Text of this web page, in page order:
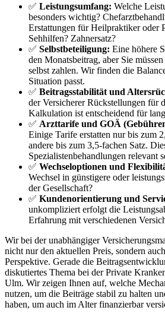
✅ Leistungsumfang: Welche
besonders wichtig?
Erstattungen für Heilpraktiker oder
Sehhilfen? Zahnersatz?
✅ Selbstbeteiligung: Eine höhere
den Monatsbeitrag, aber Sie
selbst zahlen. Wir finden die
Situation passt.
✅ Beitragsstabilität und
der Versicherer Rückstellungen für
Kalkulation ist entscheidend für
✅ Arzttarife und GOÄ
Einige Tarife erstatten nur bis zum
andere bis zum 3,5-fachen Satz.
Spezialistenbehandlungen relevant
✅ Wechseloptionen und
Wechsel in günstigere oder
der Gesellschaft?
✅ Kundenorientierung und
unkompliziert erfolgt die
Erfahrung mit verschiedenen
Wir bei der unabhängiger
nicht nur den aktuellen Preis, sondern
Perspektive. Gerade die
diskutiertes Thema bei der Private
Ulm. Wir zeigen Ihnen auf, welche
nutzen, um die Beiträge stabil zu halten
haben, um auch im Alter finanzierbar